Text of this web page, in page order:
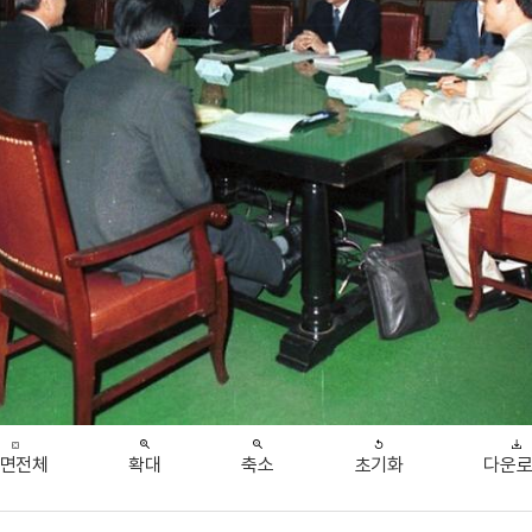
전체 확대 축소 초기화 다운